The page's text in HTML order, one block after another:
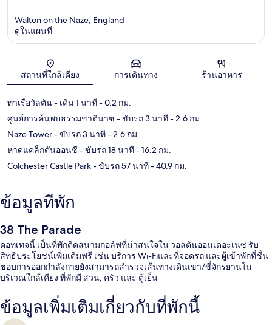
แผนที่
Walton on the Naze, England
ดูในแผนที่
สถานที่ใกล้เคียง การเดินทาง ร้านอาหาร
ท่าเรือวัลตัน- เดิน 1 นาที- 0.2 กม.
ศูนย์การค้นพบธรรมชาตินาซ - ขับรถ 3 นาที- 2.6 กม.
Naze Tower- ขับรถ 3 นาที- 2.6 กม.
หาดแคล็กตันออนซี - ขับรถ 18 นาที- 16.2 กม.
Colchester Castle Park- ขับรถ 57 นาที- 40.9 กม.
ข้อมูลที่พัก
38 The Parade
คอทเทจนี้ เป็นที่พักติดสนามกอล์ฟที่น่าสนใจใน วอลตันออนเดอะเนซ รับ
สิทธิประโยชน์เพิ่มเติมฟรี เช่น บริการ Wi-Fiและที่จอดรถ และผู้เข้าพักที่ชื่น
ชอบการออกกำลังกายยังสามารถสำรวจเส้นทางเดินเขา/ขี่จักรยานใน
บริเวณใกล้เคียง ที่พักมี สวน, ครัว และ ตู้เย็น
ข้อมูลเพิ่มเติมเกี่ยวกับที่พักนี้